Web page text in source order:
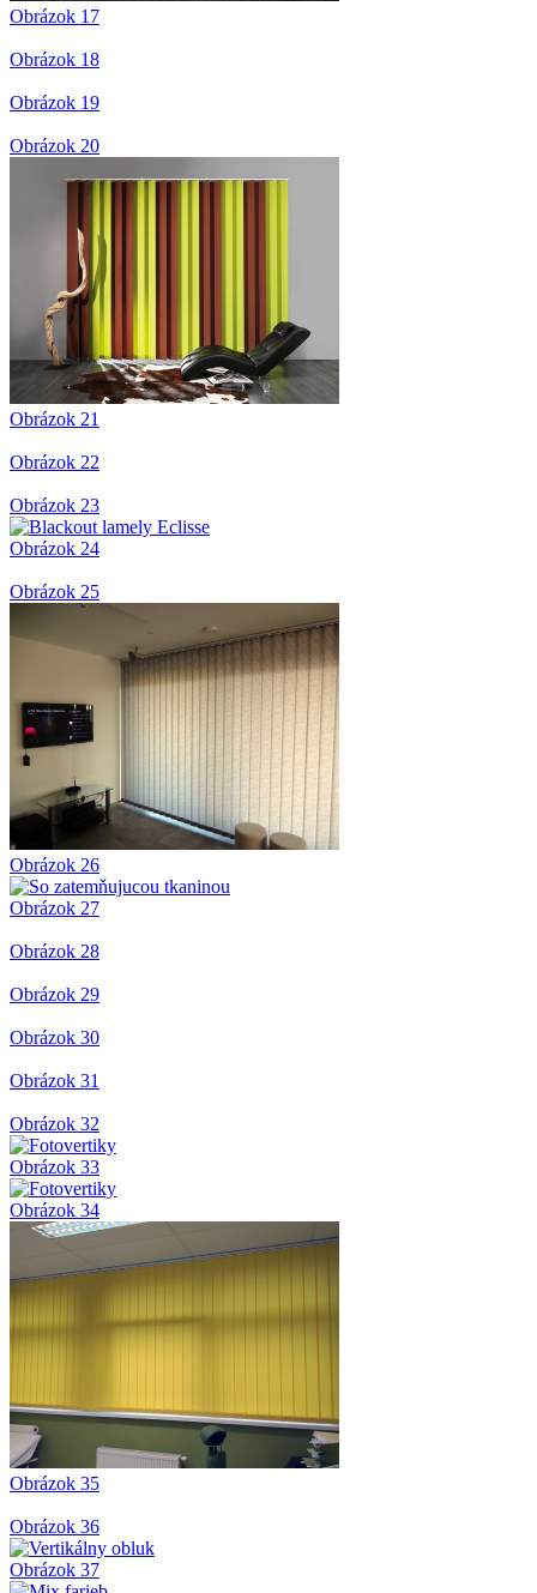
Obrázok 17
Obrázok 18
Obrázok 19
Obrázok 20
Obrázok 21
Obrázok 22
Obrázok 23
Obrázok 24
Obrázok 25
Obrázok 26
Obrázok 27
Obrázok 28
Obrázok 29
Obrázok 30
Obrázok 31
Obrázok 32
Obrázok 33
Obrázok 34
Obrázok 35
Obrázok 36
Obrázok 37